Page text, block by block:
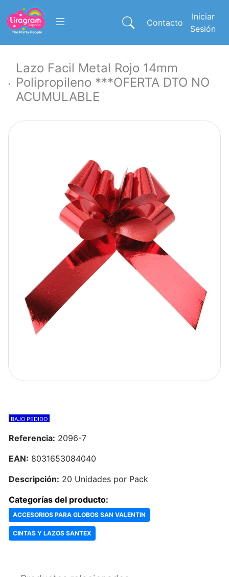
Contacto
Iniciar
Sesión
Lazo Facil Metal Rojo 14mm
Polipropileno ***OFERTA DTO NO
ACUMULABLE
BAJO PEDIDO
Referencia: 2096-7
EAN: 8031653084040
Descripción: 20 Unidades por Pack
Categorías del producto:
ACCESORIOS PARA GLOBOS SAN VALENTIN
CINTAS Y LAZOS SANTEX